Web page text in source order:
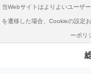
当Webサイトはよりよいユーザ
を遷移した場合、Cookieの設定
ーポリ